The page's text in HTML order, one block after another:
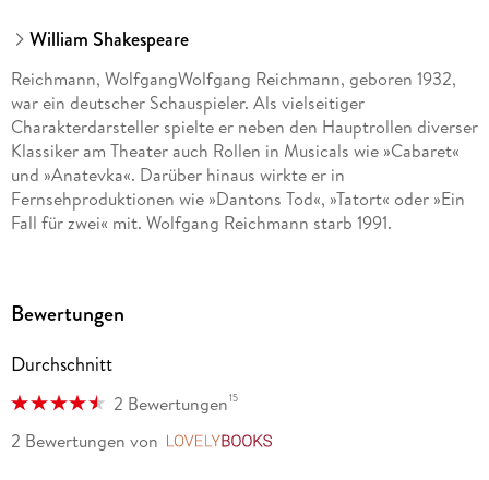
William Shakespeare
Reichmann, WolfgangWolfgang Reichmann, geboren 1932,
war ein deutscher Schauspieler. Als vielseitiger
Charakterdarsteller spielte er neben den Hauptrollen diverser
Klassiker am Theater auch Rollen in Musicals wie »Cabaret«
und »Anatevka«. Darüber hinaus wirkte er in
Fernsehproduktionen wie »Dantons Tod«, »Tatort« oder »Ein
Fall für zwei« mit. Wolfgang Reichmann starb 1991.
Engagements am Berliner Schillertheater, dem
Hamburg gehört Bantzer seit 1985 zum Ensemble des
Hamburger Thalia Theaters. Zudem ist er Leiter der Sektion
Darstellende Kunst an der Freien Akademie der Künste
Hamburg.
Bewertungen
Durchschnitt
2 Bewertungen15
2 Bewertungen von